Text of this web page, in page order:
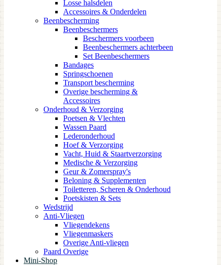
Losse halsdelen
Accessoires & Onderdelen
Beenbescherming
Beenbeschermers
Beschermers voorbeen
Beenbeschermers achterbeen
Set Beenbeschermers
Bandages
Springschoenen
Transport bescherming
Overige bescherming &
Accessoires
Onderhoud & Verzorging
Poetsen & Vlechten
Wassen Paard
Lederonderhoud
Hoef & Verzorging
Vacht, Huid & Staartverzorging
Medische & Verzorging
Geur & Zomerspray's
Beloning & Supplementen
Toiletteren, Scheren & Onderhoud
Poetskisten & Sets
Wedstrijd
Anti-Vliegen
Vliegendekens
Vliegenmaskers
Overige Anti-vliegen
Paard Overige
Mini-Shop